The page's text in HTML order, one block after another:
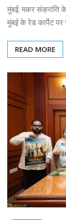
मुंबई: मकर संक्रांति
मुंबई के रेड कार्पेट
READ MORE